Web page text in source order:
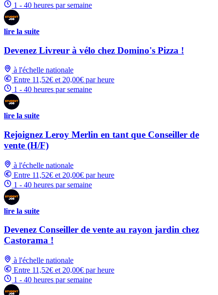
1 - 40 heures par semaine
lire la suite
Devenez Livreur à vélo chez Domino's Pizza !
à l'échelle nationale
Entre 11,52€ et 20,00€ par heure
1 - 40 heures par semaine
lire la suite
Rejoignez Leroy Merlin en tant que Conseiller de
vente (H/F)
à l'échelle nationale
Entre 11,52€ et 20,00€ par heure
1 - 40 heures par semaine
lire la suite
Devenez Conseiller de vente au rayon jardin chez
Castorama !
à l'échelle nationale
Entre 11,52€ et 20,00€ par heure
1 - 40 heures par semaine